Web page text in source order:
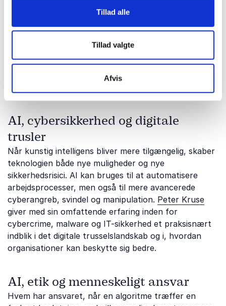
Tillad alle
Tillad valgte
Afvis
AI udvikler sig med stor hastighed og påvirker snart
over både teknologiske, strategiske og menneskelige
perspektiver. Uanset om I ønsker inspiration,
teknologien, findes der et foredrag, der matcher jeres
AI, cybersikkerhed og digitale
trusler
Når kunstig intelligens bliver mere tilgængelig, skaber
teknologien både nye muligheder og nye
sikkerhedsrisici. AI kan bruges til at automatisere
arbejdsprocesser, men også til mere avancerede
cyberangreb, svindel og manipulation. Peter Kruse
giver med sin omfattende erfaring inden for
cybercrime, malware og IT-sikkerhed et praksisnært
indblik i det digitale trusselslandskab og i, hvordan
organisationer kan beskytte sig bedre.
AI, etik og menneskeligt ansvar
Hvem har ansvaret, når en algoritme træffer en